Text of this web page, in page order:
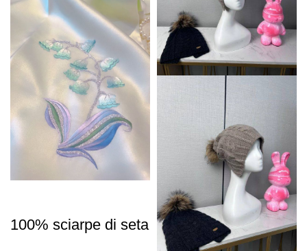
100% sciarpe di seta